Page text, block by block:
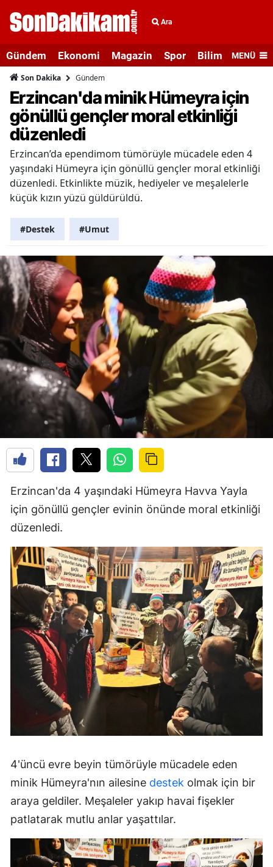
Ara
Gündem Ekonomi Magazin Spor Bilim veMENÜ
Son Dakika Gündem
Erzincan'da minik Hümeyra için
gönüllü gençler moral etkinliği
düzenledi
Erzincan’da ependimom tümörüyle mücadele eden 4
yaşındaki Hümeyra için gönüllü gençler moral etkinliği
düzenledi. Etkinlikte müzik, hediyeler ve meşalelerle
küçük kızın yüzü güldürüldü.
#Destek #Umut
Erzincan'da 4 yaşındaki Hümeyra Havva Yayla
için gönüllü gençler evinin önünde moral etkinliği
düzenledi.
4'üncü evre beyin tümörüyle mücadele eden
minik Hümeyra'nın ailesine destek olmak için bir
araya geldiler. Meşaleler yakıp havai fişekler
patlatarak mutlu anlar yaşattılar.